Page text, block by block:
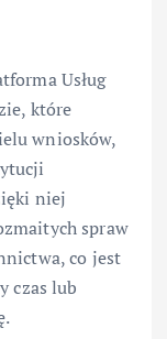
Usług
które
wniosków,
niej
spraw
co jest
czas lub